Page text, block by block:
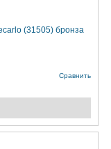
(31505) бронза
Сравнить